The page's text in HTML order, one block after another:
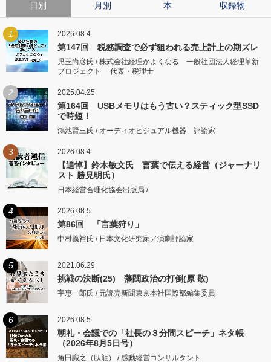
日別 月別 本 収録物
1 2026.08.4
第147回 税務調査で必ず狙われる売上計上の期ズレ
児玉尚彦氏 / 株式会社経理がよくなる 一般社団法人経理革新
プロジェクト 代表・税理士
2 2025.04.25
第164回 USBメモリはもう古い？スティック型SSD
で時短！
鴻池賢三氏 / オーディオビジュアル機器 評論家
3 2026.08.4
【追悼】鈴木敏文氏 言葉で伝える経営（ジャーナリ
スト 勝見明氏）
日本経営合理化協会出版局 /
4 2026.08.5
第86回 「言葉狩り」
中村義裕氏 / 日本文化研究家／演劇評論家
5 2021.06.29
挑戦の決断(25) 藩閥政治の打倒(原 敬)
宇惠一郎氏 / 元読売新聞東京本社国際部編集委員
6 2026.08.5
朝礼・会議での「社長の３分間スピーチ」ネタ帳
（2026年8月5日号）
角田識之（臥龍） / 感動経営コンサルタント